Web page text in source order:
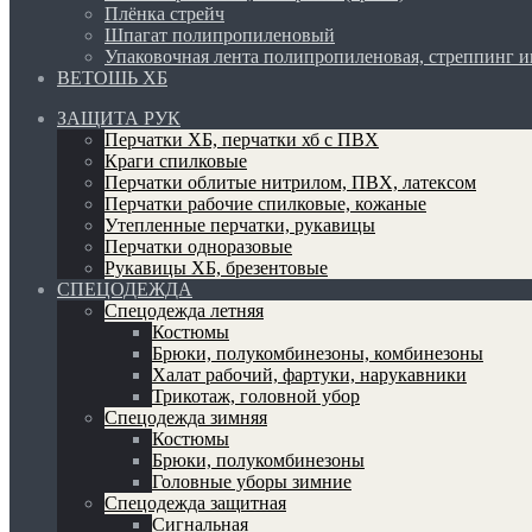
Плёнка стрейч
Шпагат полипропиленовый
Упаковочная лента полипропиленовая, стреппинг
ВЕТОШЬ ХБ
ЗАЩИТА РУК
Перчатки ХБ, перчатки хб с ПВХ
Краги спилковые
Перчатки облитые нитрилом, ПВХ, латексом
Перчатки рабочие спилковые, кожаные
Утепленные перчатки, рукавицы
Перчатки одноразовые
Рукавицы ХБ, брезентовые
СПЕЦОДЕЖДА
Спецодежда летняя
Костюмы
Брюки, полукомбинезоны, комбинезоны
Халат рабочий, фартуки, нарукавники
Трикотаж, головной убор
Спецодежда зимняя
Костюмы
Брюки, полукомбинезоны
Головные уборы зимние
Спецодежда защитная
Сигнальная